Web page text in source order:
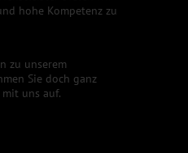
hohe Kompetenz zu
zu unserem
Sie doch ganz
uns auf.